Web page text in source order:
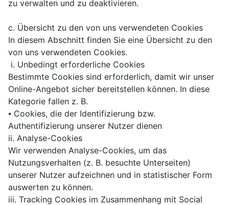
zu verwalten und zu deaktivieren.
c. Übersicht zu den von uns verwendeten Cookies
In diesem Abschnitt finden Sie eine Übersicht zu den
von uns verwendeten Cookies.
i. Unbedingt erforderliche Cookies
Bestimmte Cookies sind erforderlich, damit wir unser
Online-Angebot sicher bereitstellen können. In diese
Kategorie fallen z. B.
⦁ Cookies, die der Identifizierung bzw.
Authentifizierung unserer Nutzer dienen
ii. Analyse-Cookies
Wir verwenden Analyse-Cookies, um das
Nutzungsverhalten (z. B. besuchte Unterseiten)
unserer Nutzer aufzeichnen und in statistischer Form
auswerten zu können.
iii. Tracking Cookies im Zusammenhang mit Social